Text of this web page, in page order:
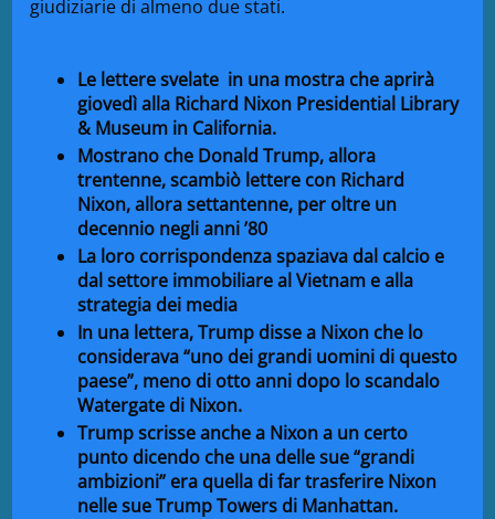
giudiziarie di almeno due stati.
Le lettere svelate in una mostra che aprirà
giovedì alla Richard Nixon Presidential Library
& Museum in California.
Mostrano che Donald Trump, allora
trentenne, scambiò lettere con Richard
Nixon, allora settantenne, per oltre un
decennio negli anni ’80
La loro corrispondenza spaziava dal calcio e
dal settore immobiliare al Vietnam e alla
strategia dei media
In una lettera, Trump disse a Nixon che lo
considerava “uno dei grandi uomini di questo
paese”, meno di otto anni dopo lo scandalo
Watergate di Nixon.
Trump scrisse anche a Nixon a un certo
punto dicendo che una delle sue “grandi
ambizioni” era quella di far trasferire Nixon
nelle sue Trump Towers di Manhattan.